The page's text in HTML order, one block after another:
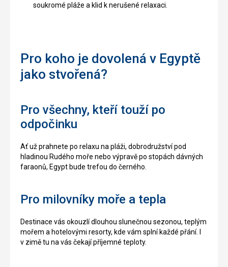
soukromé pláže a klid k nerušené relaxaci.
Pro koho je dovolená v Egyptě
jako stvořená?
Pro všechny, kteří touží po
odpočinku
Ať už prahnete po relaxu na pláži, dobrodružství pod
hladinou Rudého moře nebo výpravě po stopách dávných
faraonů, Egypt bude trefou do černého.
Pro milovníky moře a tepla
Destinace vás okouzlí dlouhou slunečnou sezonou, teplým
mořem a hotelovými resorty, kde vám splní každé přání. I
v zimě tu na vás čekají příjemné teploty.